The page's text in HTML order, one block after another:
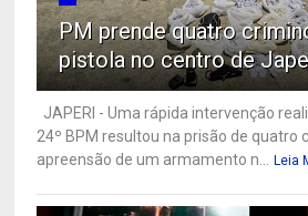
PM prende quatro
pistola no centro de
JAPERI - Uma rápida intervenção
24º BPM resultou na prisão de quatro
apreensão de um armamento n... Leia